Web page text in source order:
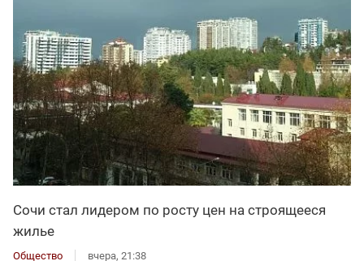
Сочи стал лидером по росту цен на строящееся
жилье
Общество вчера, 21:38